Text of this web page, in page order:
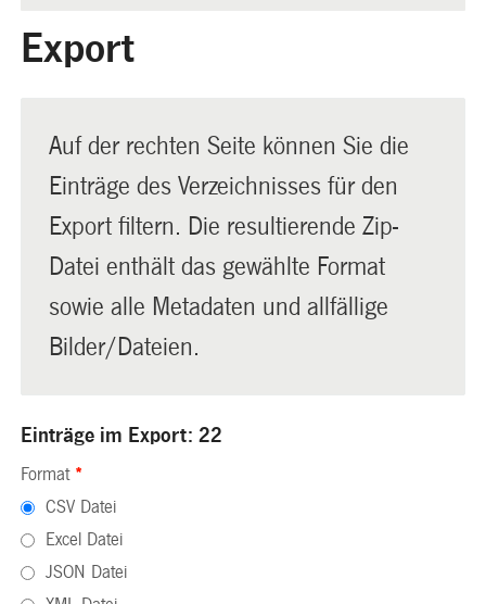
Export
Auf der rechten Seite können Sie die
Einträge des Verzeichnisses für den
Export filtern. Die resultierende Zip-
Datei enthält das gewählte Format
sowie alle Metadaten und allfällige
Bilder/Dateien.
Einträge im Export: 22
Format *
CSV Datei
Excel Datei
JSON Datei